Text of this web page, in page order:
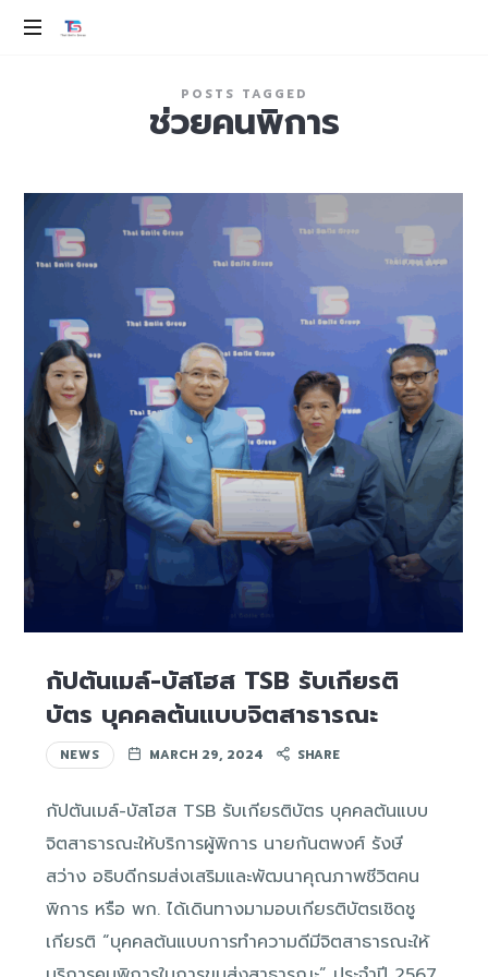
THAI
GROUP
POSTS TAGGED
ช่วยคนพิการ
กัปตันเมล์-บัสโฮส TSB รับเกียรติ
บัตร บุคคลต้นแบบจิตสาธารณะ
NEWS MARCH 29, 2024 SHARE
กัปตันเมล์-บัสโฮส TSB รับเกียรติบัตร บุคคลต้นแบบ
จิตสาธารณะให้บริการผู้พิการ นายกันตพงศ์ รังษี
สว่าง อธิบดีกรมส่งเสริมและพัฒนาคุณภาพชีวิตคน
พิการ หรือ พก. ได้เดินทางมามอบเกียรติบัตรเชิดชู
เกียรติ “บุคคลต้นแบบการทำความดีมีจิตสาธารณะให้